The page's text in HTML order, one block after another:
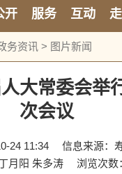
开 服务 互动
媒体
务资讯 > 图片新闻
大常委会举
次会议
24 11:34
信息来源：
月阳 朱多涛
浏览次数：